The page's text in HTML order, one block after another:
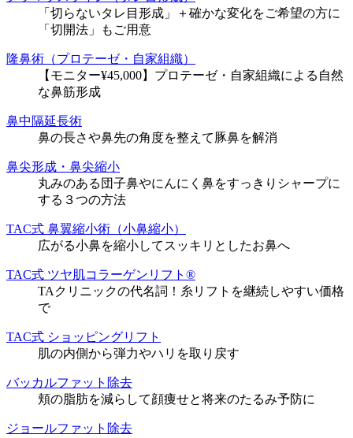
「切らないタレ目形成」＋確かな変化をご希望の方に
「切開法」もご用意
隆鼻術（プロテーゼ・自家組織）
【モニター¥45,000】プロテーゼ・自家組織による自然
な鼻筋形成
鼻中隔延長術
鼻の長さや鼻先の角度を整えて豚鼻を解消
鼻尖形成・鼻尖縮小
丸みのある団子鼻やにんにく鼻をすっきりシャープに
する３つの方法
TAC式 鼻翼縮小術（小鼻縮小）
広がる小鼻を縮小してスッキリとしたお鼻へ
TAC式 ツヤ肌コラーゲンリフト®
TAクリニックの代名詞！糸リフトを継続しやすい価格
で
TAC式 ショッピングリフト
肌の内側から弾力やハリを取り戻す
バッカルファット除去
頬の脂肪を減らして顔痩せと将来のたるみ予防に
ジョールファット除去